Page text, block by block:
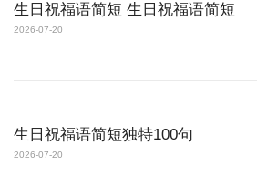
生日祝福语简短 生日祝福语简短
2026-07-20
生日祝福语简短独特100句
2026-07-20